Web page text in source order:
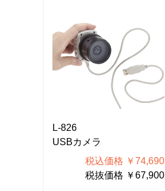
L-826
USBカメラ
税込価格 ￥74,690
税抜価格 ￥67,900